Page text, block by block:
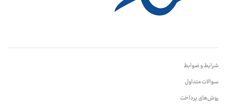
شرایط و ضوابط
سوالات متداول
روش‌های پرداخت